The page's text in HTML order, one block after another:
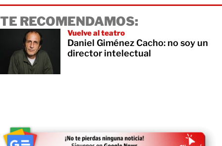
TE RECOMENDAMOS:
Vuelve al teatro
Daniel Giménez Cacho: no soy un
director intelectual